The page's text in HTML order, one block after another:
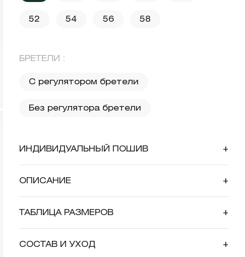
52 54 56 58
БРЕТЕЛИ :
С регулятором бретели
Без регулятора бретели
ИНДИВИДУАЛЬНЫЙ ПОШИВ +
ОПИСАНИЕ +
ТАБЛИЦА РАЗМЕРОВ +
СОСТАВ И УХОД +